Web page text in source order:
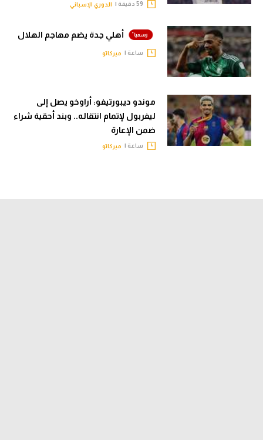
الدوري الإسباني
أهلي جدة يضم مهاجم الهلال
ساعة | ميركاتو
موندو ديبورتيفو: أراوخو يصل إلى
ليفربول لإتمام انتقاله.. وبند أحقية شراء
ضمن الإعارة
ساعة | ميركاتو